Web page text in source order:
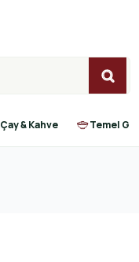
Çay & Kahve Temel